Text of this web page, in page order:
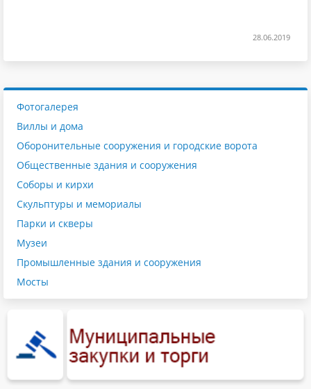
28.06.2019
Фотогалерея
Виллы и дома
Оборонительные сооружения и городские ворота
Общественные здания и сооружения
Соборы и кирхи
Скульптуры и мемориалы
Парки и скверы
Музеи
Промышленные здания и сооружения
Мосты